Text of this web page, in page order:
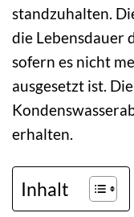
standzuhalten.
die Lebensdauer
sofern es nicht
ausgesetzt ist.
erhalten.
Inhalt